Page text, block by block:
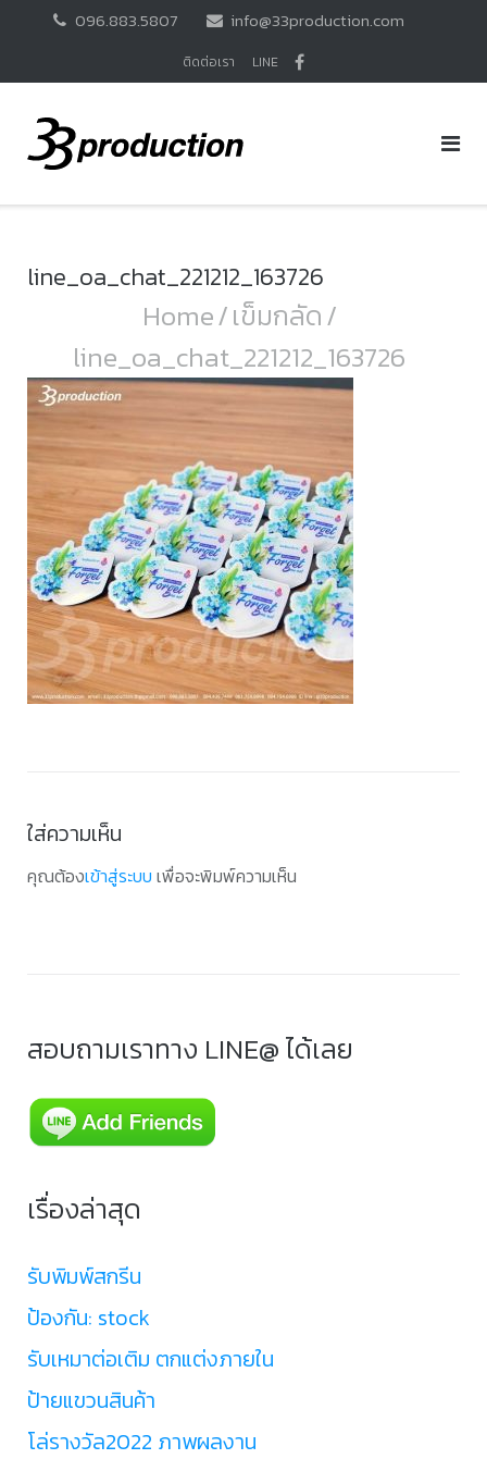
096.883.5807 info@33production.com
ติดต่อเรา LINE
line_oa_chat_221212_163726
Home/เข็มกลัด/
line_oa_chat_221212_163726
ใส่ความเห็น
คุณต้องเข้าสู่ระบบ เพื่อจะพิมพ์ความเห็น
สอบถามเราทาง LINE@ ได้เลย
เรื่องล่าสุด
รับพิมพ์สกรีน
ป้องกัน: stock
รับเหมาต่อเติม ตกแต่งภายใน
ป้ายแขวนสินค้า
โล่รางวัล2022 ภาพผลงาน